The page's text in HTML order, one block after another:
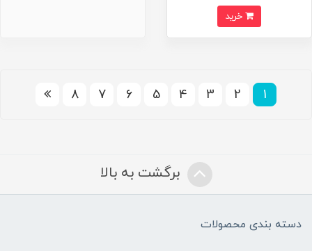
خرید
برگشت به بالا
دسته بندی محصولات